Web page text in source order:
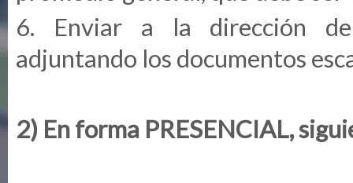
6. Enviar a la dirección
adjuntando los documentos
2) En forma PRESENCIAL,